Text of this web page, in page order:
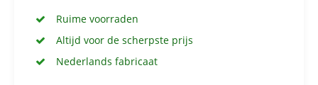
Ruime voorraden
Altijd voor de scherpste prijs
Nederlands fabricaat